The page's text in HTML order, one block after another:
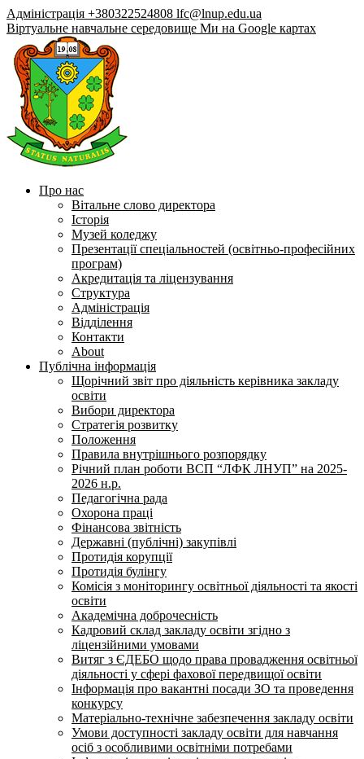
Адміністрація +380322524808 lfc@lnup.edu.ua
Віртуальне навчальне середовище Ми на Google картах
Про нас
Вітальне слово директора
Історія
Музей коледжу
Презентації спеціальностей (освітньо-професійних
програм)
Акредитація та ліцензування
Структура
Адміністрація
Відділення
Контакти
About
Публічна інформація
Щорічний звіт про діяльність керівника закладу
освіти
Вибори директора
Стратегія розвитку
Положення
Правила внутрішнього розпорядку
Річний план роботи ВСП “ЛФК ЛНУП” на 2025-
2026 н.р.
Педагогічна рада
Охорона праці
Фінансова звітність
Державні (публічні) закупівлі
Протидія корупції
Протидія булінгу
Комісія з моніторингу освітньої діяльності та якості
освіти
Академічна доброчесність
Кадровий склад закладу освіти згідно з
ліцензійними умовами
Витяг з ЄДЕБО щодо права провадження освітньої
діяльності у сфері фахової передвищої освіти
Інформація про вакантні посади ЗО та проведення
конкурсу
Матеріально-технічне забезпечення закладу освіти
Умови доступності закладу освіти для навчання
осіб з особливими освітніми потребами